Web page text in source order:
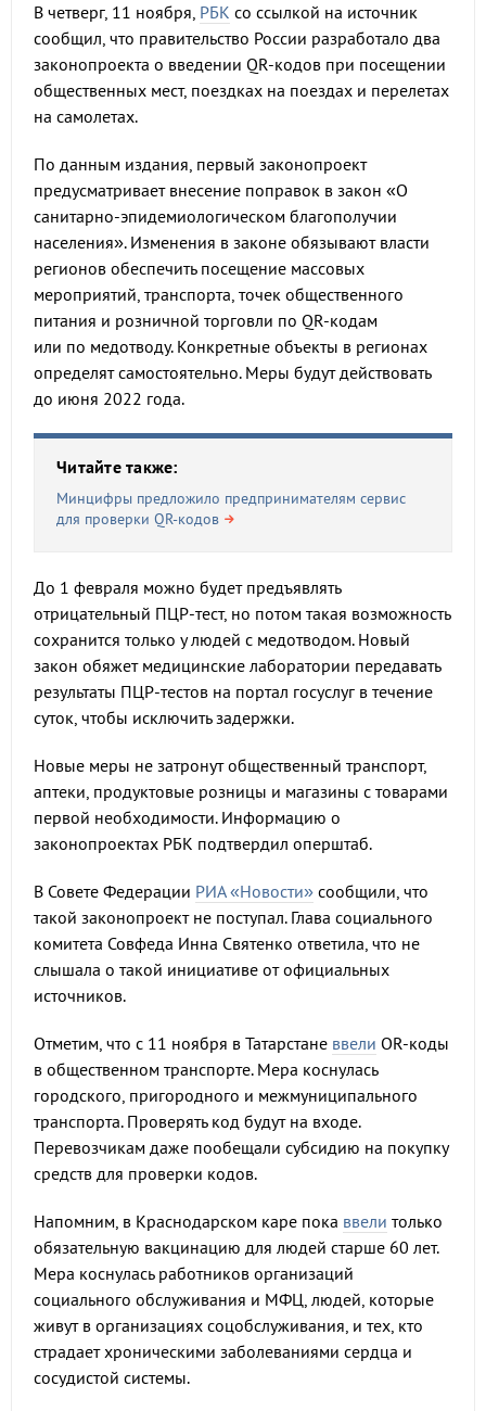
В четверг, 11 ноября, РБК со ссылкой на источник
сообщил, что правительство России разработало два
законопроекта о введении QR-кодов при посещении
общественных мест, поездках на поездах и перелетах
на самолетах.
По данным издания, первый законопроект
предусматривает внесение поправок в закон «О
санитарно-эпидемиологическом благополучии
населения». Изменения в законе обязывают власти
регионов обеспечить посещение массовых
мероприятий, транспорта, точек общественного
питания и розничной торговли по QR-кодам
или по медотводу. Конкретные объекты в регионах
определят самостоятельно. Меры будут действовать
до июня 2022 года.
Читайте также:
Минцифры предложило предпринимателям сервис
для проверки QR-кодов
До 1 февраля можно будет предъявлять
отрицательный ПЦР-тест, но потом такая возможность
сохранится только у людей с медотводом. Новый
закон обяжет медицинские лаборатории передавать
результаты ПЦР-тестов на портал госуслуг в течение
суток, чтобы исключить задержки.
Новые меры не затронут общественный транспорт,
аптеки, продуктовые розницы и магазины с товарами
первой необходимости. Информацию о
законопроектах РБК подтвердил оперштаб.
В Совете Федерации РИА «Новости» сообщили, что
такой законопроект не поступал. Глава социального
комитета Совфеда Инна Святенко ответила, что не
слышала о такой инициативе от официальных
источников.
Отметим, что с 11 ноября в Татарстане ввели OR-коды
в общественном транспорте. Мера коснулась
городского, пригородного и межмуниципального
транспорта. Проверять код будут на входе.
Перевозчикам даже пообещали субсидию на покупку
средств для проверки кодов.
Напомним, в Краснодарском каре пока ввели только
обязательную вакцинацию для людей старше 60 лет.
Мера коснулась работников организаций
социального обслуживания и МФЦ, людей, которые
живут в организациях соцобслуживания, и тех, кто
страдает хроническими заболеваниями сердца и
сосудистой системы.